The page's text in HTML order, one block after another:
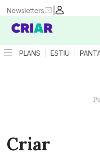
|
Newsletters
PLANS ESTIU
Criar